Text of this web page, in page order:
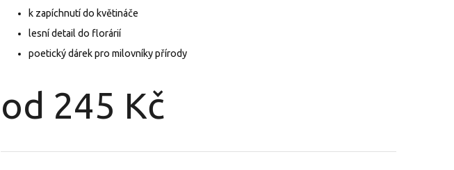
od 245 Kč
cena:
k zapíchnutí do květináče
lesní detail do florárií
poetický dárek pro milovníky přírody